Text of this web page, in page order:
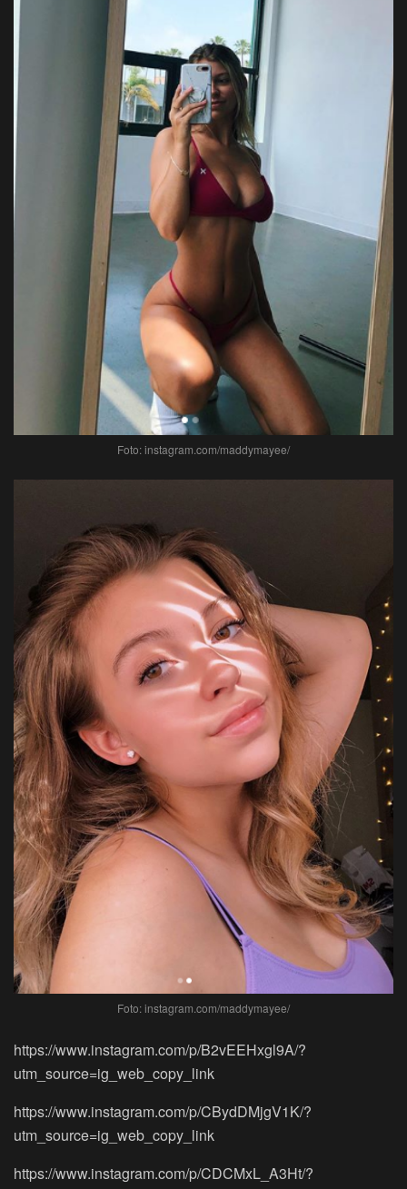
Foto: instagram.com/maddymayee/
Foto: instagram.com/maddymayee/
https://www.instagram.com/p/B2vEEHxgl9A/?
utm_source=ig_web_copy_link
https://www.instagram.com/p/CBydDMjgV1K/?
utm_source=ig_web_copy_link
https://www.instagram.com/p/CDCMxL_A3Ht/?